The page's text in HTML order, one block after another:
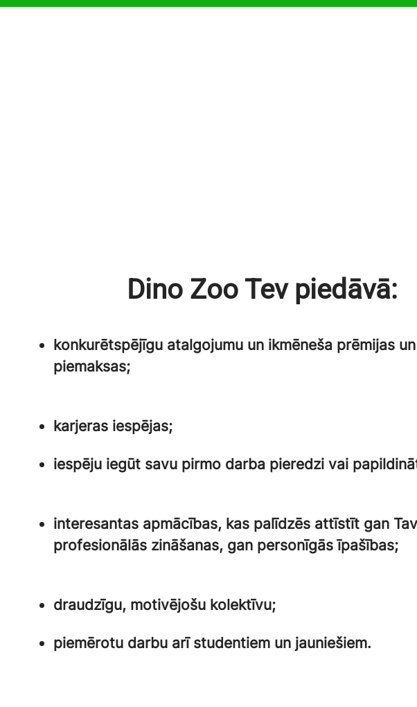
Dino Zoo Tev piedāvā:
konkurētspējīgu atalgojumu un ikmēneša prēmijas un
piemaksas;
karjeras iespējas;
iespēju iegūt savu pirmo darba pieredzi vai
interesantas apmācības, kas palīdzēs attīstīt gan
profesionālās zināšanas, gan personīgās īpašības;
draudzīgu, motivējošu kolektīvu;
piemērotu darbu arī studentiem un jauniešiem.